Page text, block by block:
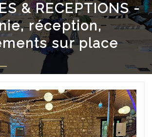
& RECEPTIONS -
réception,
sur place